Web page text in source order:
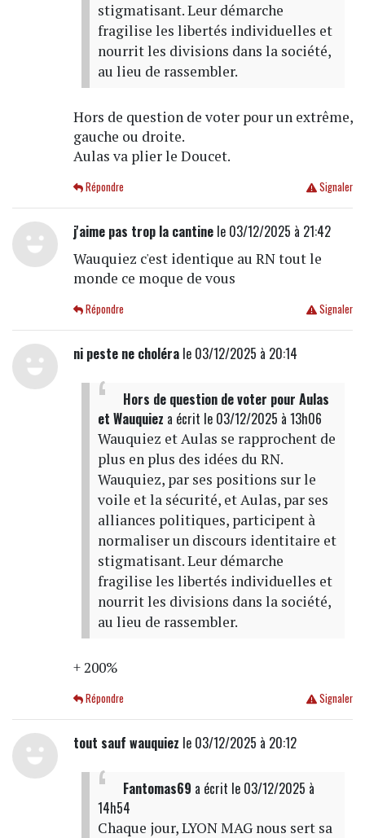
stigmatisant. Leur démarche
fragilise les libertés individuelles et
nourrit les divisions dans la société,
au lieu de rassembler.
Hors de question de voter pour un extrême,
gauche ou droite.
Aulas va plier le Doucet.
Signaler
Répondre
j'aime pas trop la cantinele 03/12/2025 à 21:42
Wauquiez c'est identique au RN tout le
monde ce moque de vous
Signaler
Répondre
ni peste ne cholérale 03/12/2025 à 20:14
Hors de question de voter pour Aulas
et Wauquiez a écrit le 03/12/2025 à 13h06
Wauquiez et Aulas se rapprochent de
plus en plus des idées du RN.
Wauquiez, par ses positions sur le
voile et la sécurité, et Aulas, par ses
alliances politiques, participent à
normaliser un discours identitaire et
stigmatisant. Leur démarche
fragilise les libertés individuelles et
nourrit les divisions dans la société,
au lieu de rassembler.
+ 200%
Signaler
Répondre
tout sauf wauquiez le 03/12/2025 à 20:12
Fantomas69 a écrit le 03/12/2025 à
14h54
Chaque jour, LYON MAG nous sert sa